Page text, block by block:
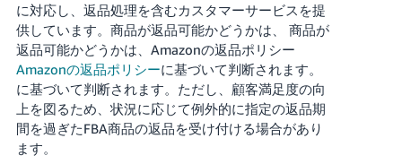
に対応し、返品処理を含むカスタマーサービスを提
供しています。商品が返品可能かどうかは、 商品が
返品可能かどうかは、 Amazonの返品ポリシー
Amazonの返品ポリシーに基づいて判断されます。
に基づいて判断されます。ただし、顧客満足度の向
上を図るため、状況に応じて例外的に指定の返品期
間を過ぎたFBA商品の返品を受け付ける場合があり
ます。